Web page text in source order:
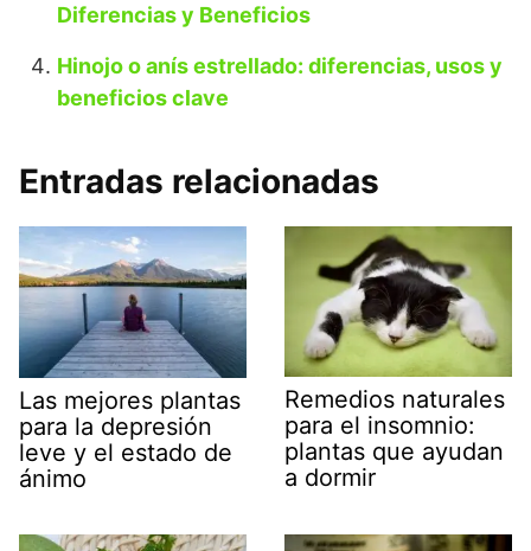
Diferencias y Beneficios
Hinojo o anís estrellado: diferencias, usos y
beneficios clave
Entradas relacionadas
Las mejores plantas
para la depresión
leve y el estado de
ánimo
Remedios naturales
para el insomnio:
plantas que ayudan
a dormir